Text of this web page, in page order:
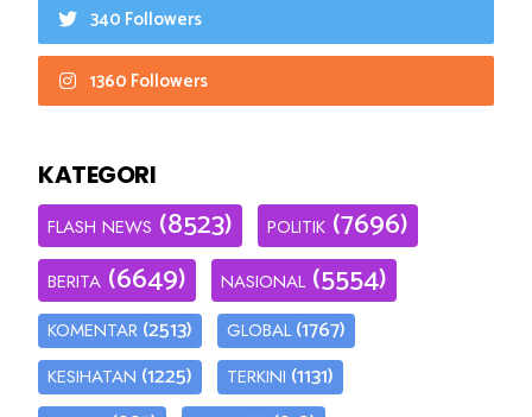
340 Followers
1360 Followers
KATEGORI
FLASH NEWS (8523) POLITIK (7696)
BERITA (6649) NASIONAL (5554)
KOMENTAR (2513) GLOBAL (1767)
KESIHATAN (1225) TERKINI (1131)